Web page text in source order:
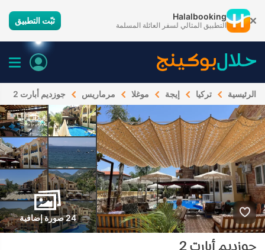
Halalbooking
التطبيق المثالي لسفر العائلة المسلمة ثبّت التطبيق
الرئيسية تركيا إيجة موغلا مرماريس جوزديم أبارت 2
24 صورة إضافية
جوزديم أبارت 2